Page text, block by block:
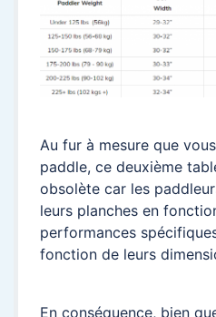
Au fur à mesure que
paddle, ce deuxième
obsolète car les
leurs planches en
performances
fonction de leurs
En conséquence, bien